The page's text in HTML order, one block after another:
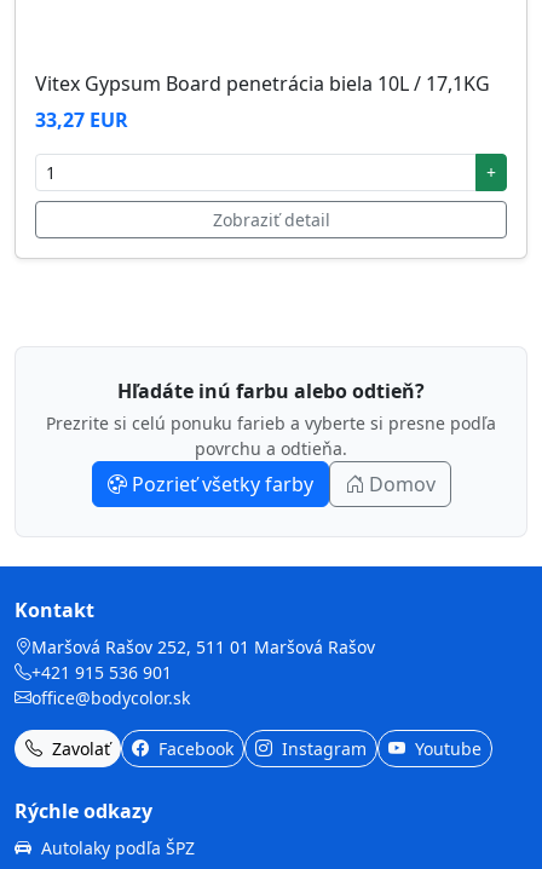
Vitex Gypsum Board penetrácia biela 10L / 17,1KG
33,27 EUR
+
Zobraziť detail
Hľadáte inú farbu alebo odtieň?
Prezrite si celú ponuku farieb a vyberte si presne podľa
povrchu a odtieňa.
Pozrieť všetky farby Domov
Kontakt
Maršová Rašov 252, 511 01 Maršová Rašov
+421 915 536 901
office@bodycolor.sk
Zavolať Facebook Instagram Youtube
Rýchle odkazy
Autolaky podľa ŠPZ